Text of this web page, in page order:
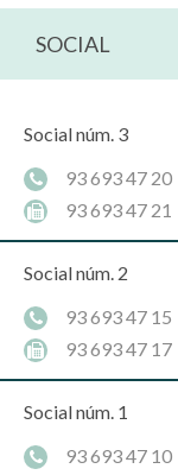
SOCIAL
Social núm. 3
93 693 47 20
93 693 47 21
Social núm. 2
93 693 47 15
93 693 47 17
Social núm. 1
93 693 47 10